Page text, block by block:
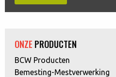
ONZE PRODUCTEN
BCW Producten
Bemesting-Mestverwerking